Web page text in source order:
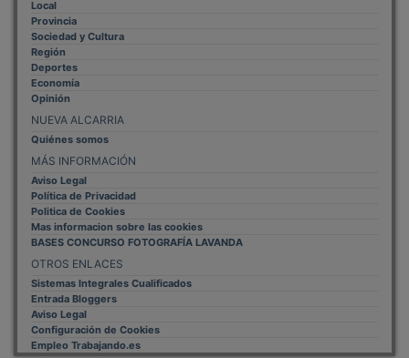
Provincia
Sociedad y Cultura
Región
Deportes
Economía
Opinión
NUEVA ALCARRIA
Quiénes somos
MÁS INFORMACIÓN
Aviso Legal
Política de Privacidad
Politica de Cookies
Mas informacion sobre las cookies
BASES CONCURSO FOTOGRAFÍA LAVANDA
OTROS ENLACES
Sistemas Integrales Cualificados
Entrada Bloggers
Aviso Legal
Configuración de Cookies
Empleo Trabajando.es